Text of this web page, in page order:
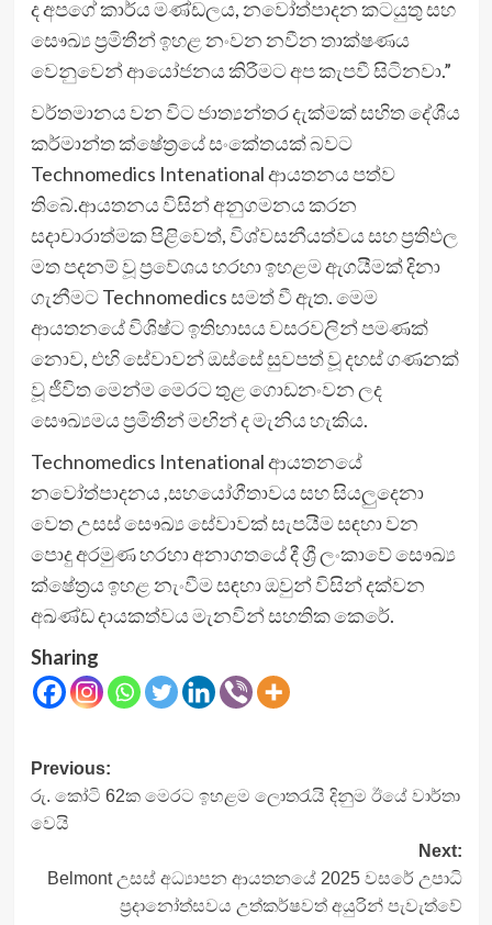
ද අපගේ කාර්ය මණ්ඩලය, නවෝත්පාදන කටයුතු සහ
සෞඛ්‍ය ප්‍රමිතීන් ඉහළ නංවන නවීන තාක්ෂණය
වෙනුවෙන් ආයෝජනය කිරීමට අප කැපවී සිටිනවා.”
වර්තමානය වන විට ජාත්‍යන්තර දැක්මක් සහිත දේශීය
කර්මාන්ත ක්ෂේත්‍රයේ සංකේතයක් බවට
Technomedics Intenational ආයතනය පත්ව
තිබේ.ආයතනය විසින් අනුගමනය කරන
සදාචාරාත්මක පිළිවෙත්, විශ්වසනීයත්වය සහ ප්‍රතිඵල
මත පදනම් වූ ප්‍රවේශය හරහා ඉහළම ඇගයීමක් දිනා
ගැනීමට Technomedics සමත් වී ඇත. මෙම
ආයතනයේ විශිෂ්ට ඉතිහාසය වසරවලින් පමණක්
නොව, එහි සේවාවන් ඔස්සේ සුවපත් වූ දහස් ගණනක්
වූ ජීවිත මෙන්ම මෙරට තුළ ගොඩනංවන ලද
සෞඛ්‍යමය ප්‍රමිතීන් මඟින් ද මැනිය හැකිය.
Technomedics Intenational ආයතනයේ
නවෝත්පාදනය ,සහයෝගීතාවය සහ සියලුදෙනා
වෙත උසස් සෞඛ්‍ය සේවාවක් සැපයීම සඳහා වන
පොදු අරමුණ හරහා අනාගතයේ දී ශ්‍රී ලංකාවේ සෞඛ්‍ය
ක්ෂේත්‍රය ඉහළ නැංවීම සඳහා ඔවුන් විසින් දක්වන
අඛණ්ඩ දායකත්වය මැනවින් සහතික කෙරේ.
Sharing
Post
navigation
Previous:
රු. කෝටි 62ක මෙරට ඉහළම ලොතරැයි දිනුම ඊයේ වාර්තා
වෙයි
Next:
Belmont උසස් අධ්‍යාපන ආයතනයේ 2025 වසරේ උපාධි
ප්‍රදානෝත්සවය උත්කර්ෂවත් අයුරින් පැවැත්වේ